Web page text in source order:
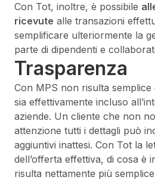
Con Tot, inoltre, è possibile
ricevute alle transazioni
semplificare ulteriormente la
parte di dipendenti e
Trasparenza
Con MPS non risulta
sia effettivamente incluso
aziende. Un cliente che non
attenzione tutti i dettagli può
aggiuntivi inattesi. Con Tot la
dell’offerta effettiva, di cosa è
risulta nettamente più